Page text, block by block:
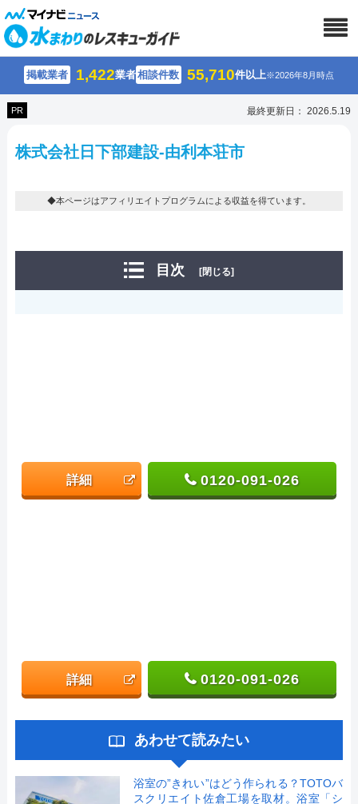
掲載業者 1,422業者相談件数 55,710件以上※2026年8月時点
PR 最終更新日： 2026.5.19
株式会社日下部建設-由利本荘市
◆本ページはアフィリエイトプログラムによる収益を得ています。
目次 [閉じる]
詳細 0120-091-026
詳細 0120-091-026
あわせて読みたい
浴室の”きれい”はどう作られる？TOTOバ
スクリエイト佐倉工場を取材。浴室「シ